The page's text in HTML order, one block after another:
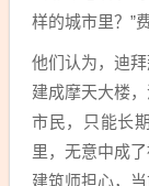
样的城市里？”
他们认为，迪
建成摩天大楼
市民，只能长
里，无意中成
建筑师担心，